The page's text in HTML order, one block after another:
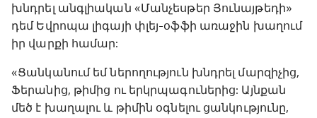
խնդրել անգլիական «Մանչեսթեր Յունայթեդի»
դեմ Եվրոպա լիգայի փլեյ-օֆֆի առաջին խաղում
իր վարքի համար:
«Ցանկանում եմ ներողություն խնդրել մարզիչից,
Ֆերանից, թիմից ու երկրպագուներից: Այնքան
մեծ է խաղալու և թիմին օգնելու ցանկությունը,